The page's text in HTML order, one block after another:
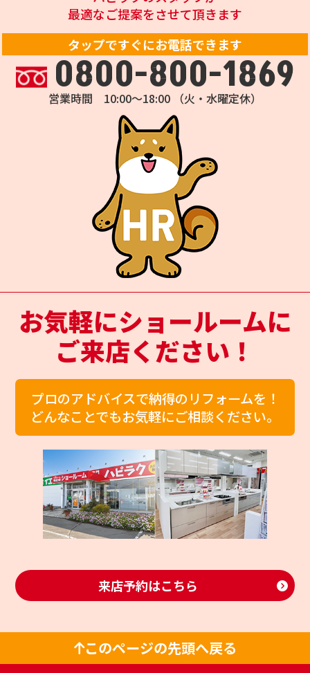
最適なご提案をさせて頂きます
タップですぐにお電話できます
0800-800-1869
営業時間 10:00～18:00 （火・水曜定休）
お気軽にショールームに
ご来店ください！
プロのアドバイスで納得のリフォームを！
どんなことでもお気軽にご相談ください。
来店予約はこちら
このページの先頭へ戻る